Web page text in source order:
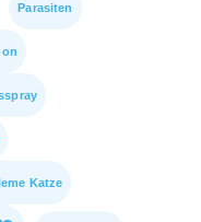
Parasiten
Katze